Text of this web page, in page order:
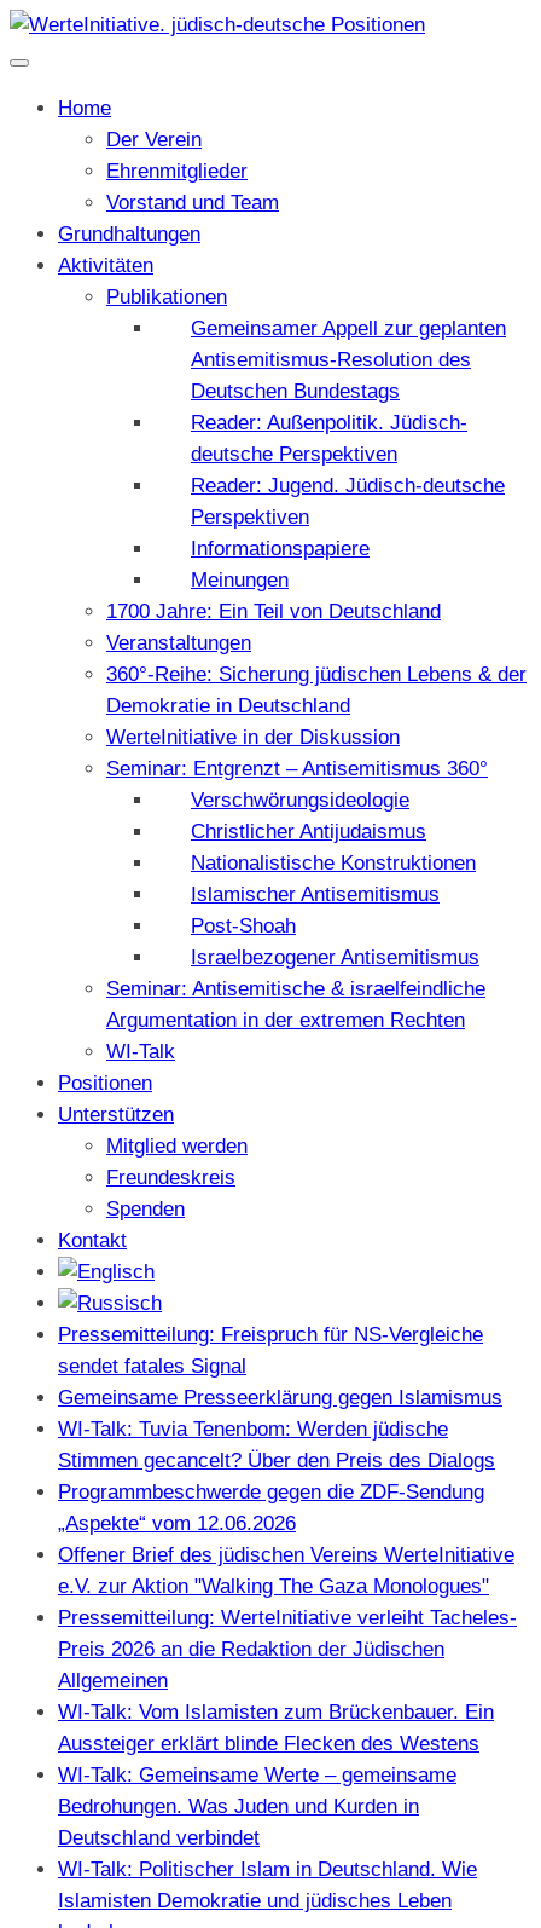
Home
Der Verein
Ehrenmitglieder
Vorstand und Team
Grundhaltungen
Aktivitäten
Publikationen
Gemeinsamer Appell zur geplanten
Antisemitismus-Resolution des
Deutschen Bundestags
Reader: Außenpolitik. Jüdisch-
deutsche Perspektiven
Reader: Jugend. Jüdisch-deutsche
Perspektiven
Informationspapiere
Meinungen
1700 Jahre: Ein Teil von Deutschland
Veranstaltungen
360°-Reihe: Sicherung jüdischen Lebens & der
Demokratie in Deutschland
WerteInitiative in der Diskussion
Seminar: Entgrenzt – Antisemitismus 360°
Verschwörungsideologie
Christlicher Antijudaismus
Nationalistische Konstruktionen
Islamischer Antisemitismus
Post-Shoah
Israelbezogener Antisemitismus
Seminar: Antisemitische & israelfeindliche
Argumentation in der extremen Rechten
WI-Talk
Positionen
Unterstützen
Mitglied werden
Freundeskreis
Spenden
Kontakt
Pressemitteilung: Freispruch für NS-Vergleiche
sendet fatales Signal
Gemeinsame Presseerklärung gegen Islamismus
WI-Talk: Tuvia Tenenbom: Werden jüdische
Stimmen gecancelt? Über den Preis des Dialogs
Programmbeschwerde gegen die ZDF-Sendung
„Aspekte“ vom 12.06.2026
Offener Brief des jüdischen Vereins WerteInitiative
e.V. zur Aktion "Walking The Gaza Monologues"
Pressemitteilung: WerteInitiative verleiht Tacheles-
Preis 2026 an die Redaktion der Jüdischen
Allgemeinen
WI-Talk: Vom Islamisten zum Brückenbauer. Ein
Aussteiger erklärt blinde Flecken des Westens
WI-Talk: Gemeinsame Werte – gemeinsame
Bedrohungen. Was Juden und Kurden in
Deutschland verbindet
WI-Talk: Politischer Islam in Deutschland. Wie
Islamisten Demokratie und jüdisches Leben